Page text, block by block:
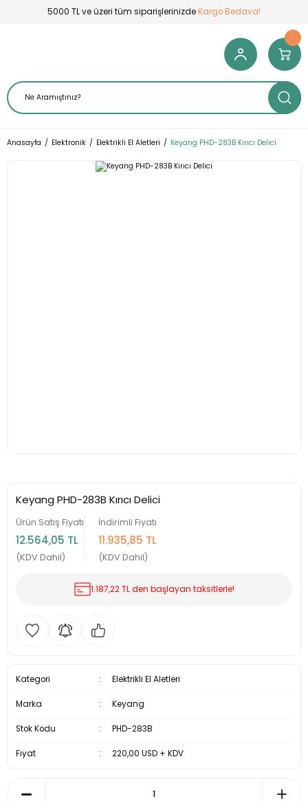
5000 TL ve üzeri tüm siparişlerinizde Kargo Bedava!
Anasayfa Elektronik Elektrikli El Aletleri Keyang PHD-283B Kırıcı Delici
Keyang PHD-283B Kırıcı Delici
İndirimli Fiyatı
11.935,85 TL
(KDV Dahil)
Ürün Satış Fiyatı
12.564,05 TL
(KDV Dahil)
1.187,22 TL den başlayan taksitlerle!
Kategori Elektrikli El Aletleri
Marka Keyang
Stok Kodu PHD-283B
Fiyat 220,00 USD + KDV